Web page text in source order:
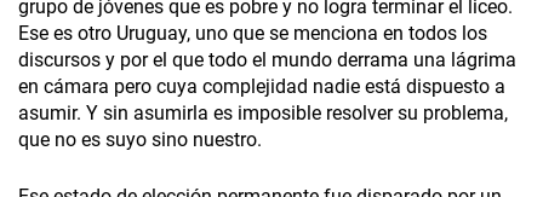
grupo de jóvenes que es pobre y no logra terminar el liceo.
Ese es otro Uruguay, uno que se menciona en todos los
discursos y por el que todo el mundo derrama una lágrima
en cámara pero cuya complejidad nadie está dispuesto a
asumir. Y sin asumirla es imposible resolver su problema,
que no es suyo sino nuestro.